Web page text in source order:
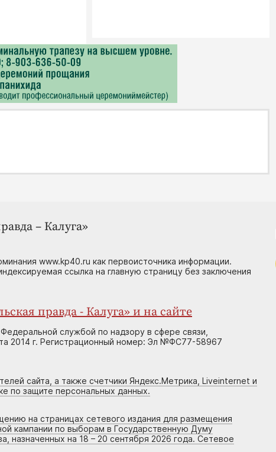
– Калуга»
www.kp40.ru как первоисточника информации.
ссылка на главную страницу без заключения
правда - Калуга» и на сайте
службой по надзору в сфере связи,
2014 г. Регистрационный номер: Эл №ФС77-58967
сайта, а также счетчики Яндекс.Метрика, Liveinternet и
по защите персональных данных.
на страницах сетевого издания для размещения
кампании по выборам в Государственную Думу
назначенных на 18 – 20 сентября 2026 года. Сетевое